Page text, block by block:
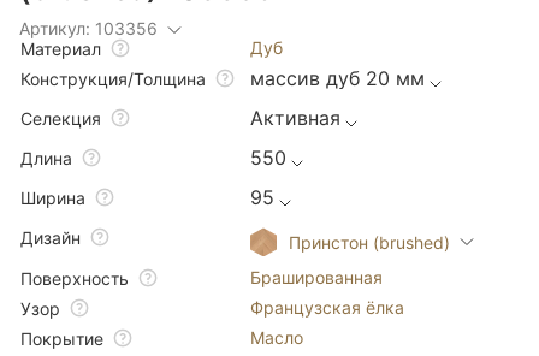
Артикул: 103356
Материал
Дуб
Конструкция/Толщина
массив дуб 20 мм
Селекция Активная
Длина 550
Ширина 95
Дизайн
Принстон (brushed)
Поверхность
Брашированная
Узор
Французская ёлка
Покрытие
Масло